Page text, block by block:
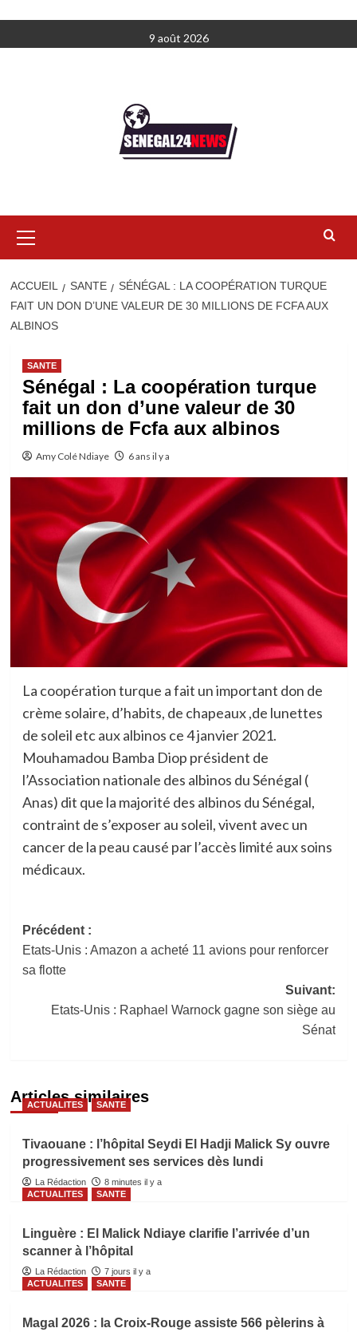
au
9 août 2026
principal
ACCUEIL SANTE
SÉNÉGAL : LA COOPÉRATION TURQUE
FAIT UN DON D’UNE VALEUR DE 30 MILLIONS DE FCFA AUX
ALBINOS
SANTE
Sénégal : La coopération turque
fait un don d’une valeur de 30
millions de Fcfa aux albinos
Amy Colé Ndiaye 6 ans il y a
La coopération turque a fait un important don de
crème solaire, d’habits, de chapeaux ,de lunettes
de soleil etc aux albinos ce 4 janvier 2021.
Mouhamadou Bamba Diop président de
l’Association nationale des albinos du Sénégal (
Anas) dit que la majorité des albinos du Sénégal,
contraint de s’exposer au soleil, vivent avec un
cancer de la peau causé par l’accès limité aux soins
médicaux.
Navigation
d’article
Précédent :
Etats-Unis : Amazon a acheté 11 avions pour renforcer
sa flotte
Suivant:
Etats-Unis : Raphael Warnock gagne son siège au
Sénat
Articles similaires
ACTUALITES SANTE
Tivaouane : l’hôpital Seydi El Hadji Malick Sy ouvre
progressivement ses services dès lundi
La Rédaction
8 minutes il y a
ACTUALITES
SANTE
Linguère : El Malick Ndiaye clarifie l’arrivée d’un
scanner à l’hôpital
La Rédaction
7 jours il y a
ACTUALITES
SANTE
Magal 2026 : la Croix-Rouge assiste 566 pèlerins à